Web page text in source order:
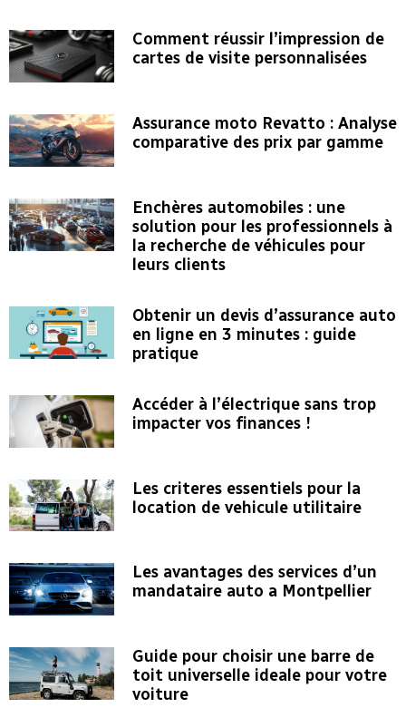
Comment réussir l’impression de
cartes de visite personnalisées
Assurance moto Revatto : Analyse
comparative des prix par gamme
Enchères automobiles : une
solution pour les professionnels à
la recherche de véhicules pour
leurs clients
Obtenir un devis d’assurance auto
en ligne en 3 minutes : guide
pratique
Accéder à l’électrique sans trop
impacter vos finances !
Les criteres essentiels pour la
location de vehicule utilitaire
Les avantages des services d’un
mandataire auto a Montpellier
Guide pour choisir une barre de
toit universelle ideale pour votre
voiture